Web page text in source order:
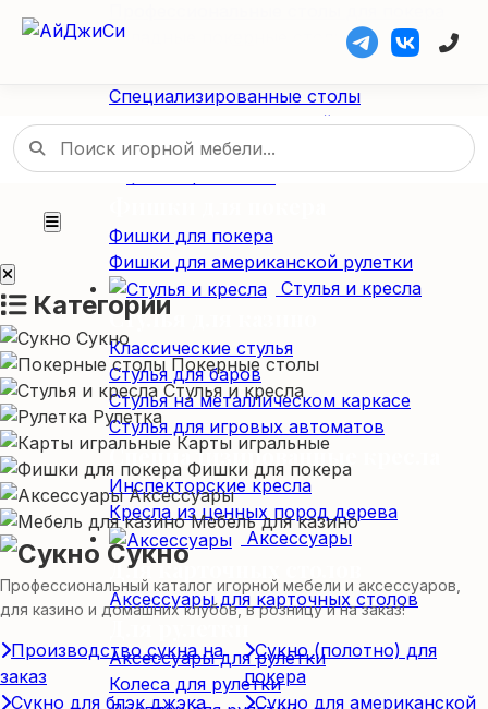
Складные покерные столы
Специализированные столы
Специализированные столы
Столы для американской рулетки
Столы из массива дерева
Фишки / Жетоны
Фишки для покера
Фишки для американской рулетки
Стулья и кресла
Стулья для казино
Классические стулья
Стулья для баров
Стулья на металлическом каркасе
Стулья для игровых автоматов
Специализированные кресла
Инспекторские кресла
Кресла из ценных пород дерева
Аксессуары
Для карточных столов
Аксессуары для карточных столов
Для рулетки
Аксессуары для рулетки
Колеса для рулетки
Категории
Сукно
Покерные столы
Стулья и кресла
Рулетка
Карты игральные
Фишки для покера
Аксессуары
Мебель для казино
Сукно
Профессиональный каталог игорной мебели и аксессуаров,
для казино и домашних клубов, в розницу и на заказ!
Производство сукна на
заказ
Сукно (полотно) для
покера
Сукно для блэк джэка
Сукно для американской